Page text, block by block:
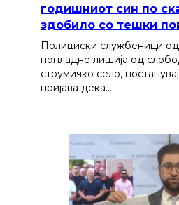
годишниот син по
здобило со тешки
Полициски службеници
попладне лишија од
струмичко село,
пријава дека…